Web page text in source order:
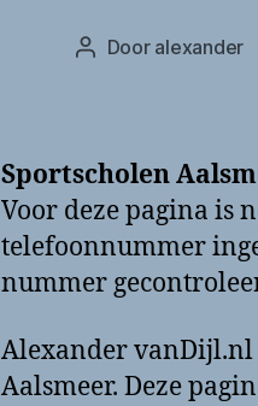
Berichtauteur
Door alexander
Sportscholen
Voor deze pagina is
telefoonnummer
nummer
Alexander vanDijl.nl
Aalsmeer. Deze